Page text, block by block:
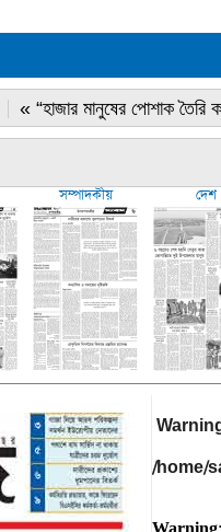
« “হাজার মানুষের পোশাক তৈরি
সম্পাদকীয় দেশ
/home/